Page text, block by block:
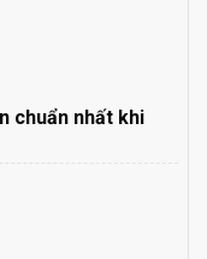
chuẩn nhất khi